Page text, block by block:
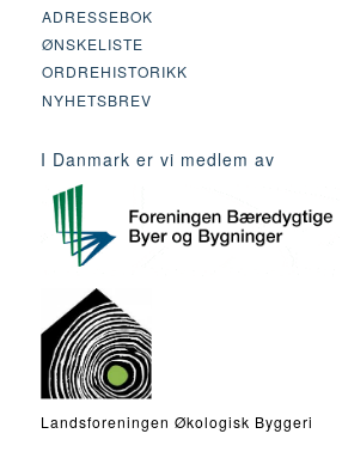
ADRESSEBOK
ØNSKELISTE
ORDREHISTORIKK
NYHETSBREV
I Danmark er vi medlem av
Landsforeningen Økologisk Byggeri